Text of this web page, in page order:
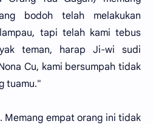
bodoh telah melakukan
tapi telah kami tebus
teman, harap Ji-wi sudi
Cu, kami bersumpah tidak
tuamu."
Memang empat orang ini tidak